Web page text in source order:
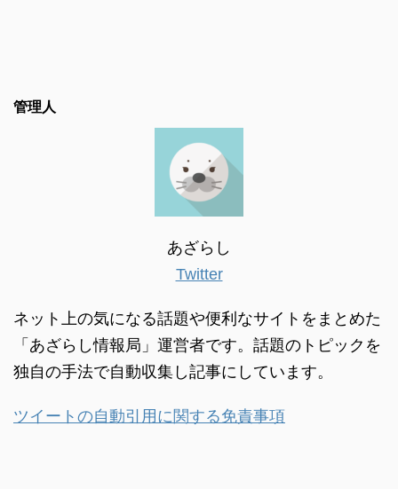
管理人
あざらし
Twitter
ネット上の気になる話題や便利なサイトをまとめた
「あざらし情報局」運営者です。話題のトピックを
独自の手法で自動収集し記事にしています。
ツイートの自動引用に関する免責事項